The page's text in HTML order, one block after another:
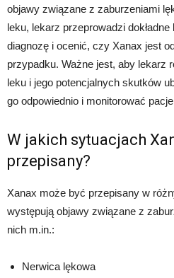
objawy związane z zaburzeniami
leku, lekarz przeprowadzi
diagnozę i ocenić, czy Xanax jest
przypadku. Ważne jest, aby lekarz
leku i jego potencjalnych skutków
go odpowiednio i monitorować
W jakich sytuacjach
przepisany?
Xanax może być przepisany w
występują objawy związane z
nich m.in.:
Nerwica lękowa